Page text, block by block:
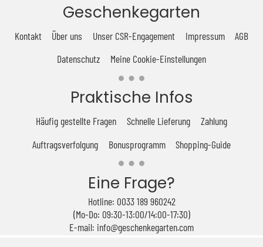
Geschenkegarten
Kontakt Über uns Unser CSR-Engagement Impressum
AGB
Datenschutz
Meine Cookie-Einstellungen
Praktische Infos
Häufig gestellte Fragen Schnelle Lieferung
Zahlung
Auftragsverfolgung
Bonusprogramm Shopping-Guide
Eine Frage?
Hotline: 0033 189 960242
(Mo-Do: 09:30-13:00/14:00-17:30)
E-mail: info@geschenkegarten.com